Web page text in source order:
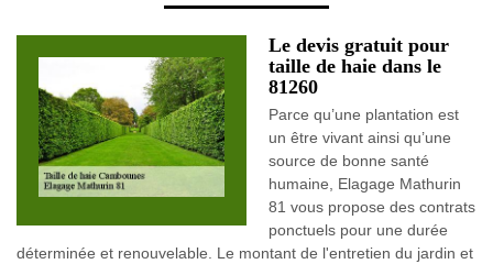
Le devis gratuit pour
taille de haie dans le
81260
Parce qu’une plantation est
un être vivant ainsi qu’une
source de bonne santé
humaine, Elagage Mathurin
81 vous propose des contrats
ponctuels pour une durée
déterminée et renouvelable. Le montant de l'entretien du jardin et